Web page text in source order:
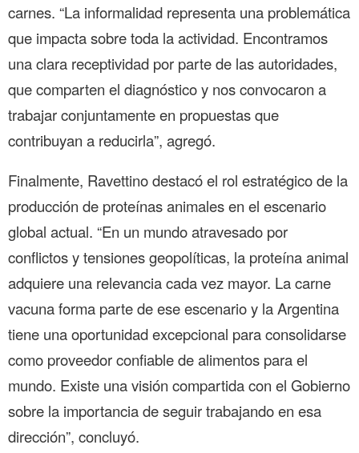
carnes. “La informalidad representa una problemática
que impacta sobre toda la actividad. Encontramos
una clara receptividad por parte de las autoridades,
que comparten el diagnóstico y nos convocaron a
trabajar conjuntamente en propuestas que
contribuyan a reducirla”, agregó.
Finalmente, Ravettino destacó el rol estratégico de la
producción de proteínas animales en el escenario
global actual. “En un mundo atravesado por
conflictos y tensiones geopolíticas, la proteína animal
adquiere una relevancia cada vez mayor. La carne
vacuna forma parte de ese escenario y la Argentina
tiene una oportunidad excepcional para consolidarse
como proveedor confiable de alimentos para el
mundo. Existe una visión compartida con el Gobierno
sobre la importancia de seguir trabajando en esa
dirección”, concluyó.